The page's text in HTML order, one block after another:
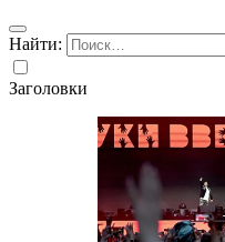
Найти:
Заголовки